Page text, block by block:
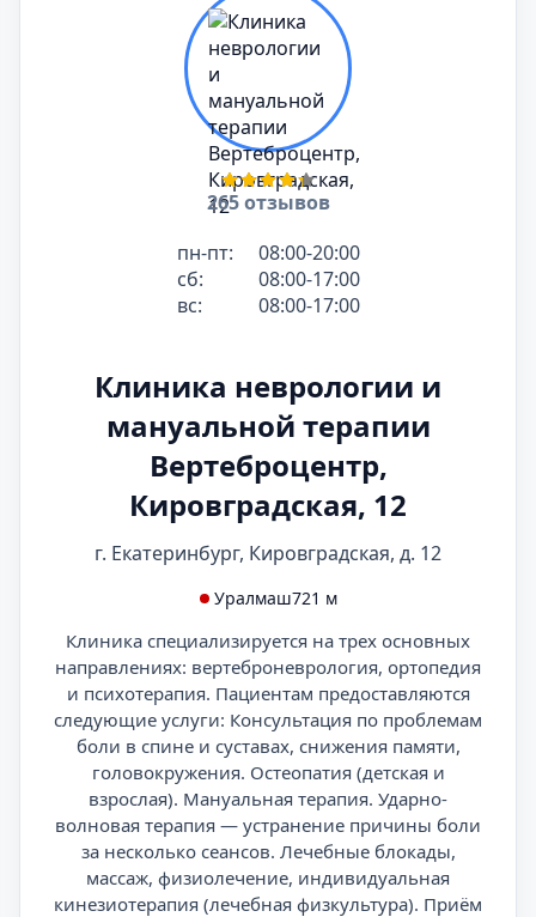
265 отзывов
пн-пт:
08:00-20:00
сб:
08:00-17:00
вс:
08:00-17:00
Клиника неврологии и
мануальной терапии
Вертеброцентр,
Кировградская, 12
г. Екатеринбург, Кировградская, д. 12
Уралмаш721 м
Клиника специализируется на трех основных
направлениях: вертеброневрология, ортопедия
и психотерапия. Пациентам предоставляются
следующие услуги: Консультация по проблемам
боли в спине и суставах, снижения памяти,
головокружения. Остеопатия (детская и
взрослая). Мануальная терапия. Ударно-
волновая терапия — устранение причины боли
за несколько сеансов. Лечебные блокады,
массаж, физиолечение, индивидуальная
кинезиотерапия (лечебная физкультура). Приём